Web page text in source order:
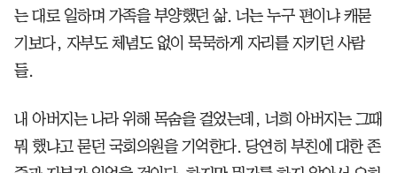
는 대로 일하며 가족을 부양했던 삶. 너는 누구 편이냐 캐묻
기보다, 자부도 체념도 없이 묵묵하게 자리를 지키던 사람
들.
내 아버지는 나라 위해 목숨을 걸었는데, 너희 아버지는 그때
뭐 했냐고 묻던 국회의원을 기억한다. 당연히 부친에 대한 존